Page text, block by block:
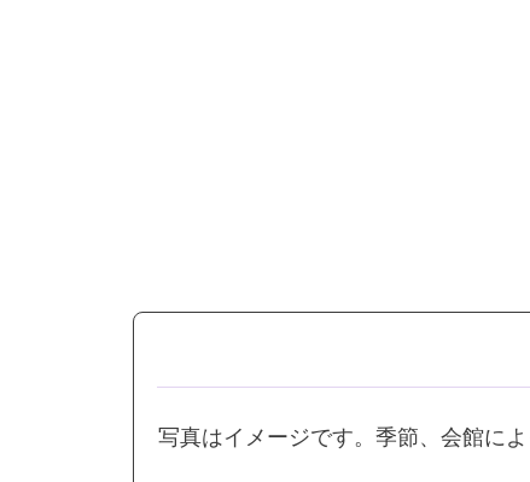
写真はイメージです。季節、会館に